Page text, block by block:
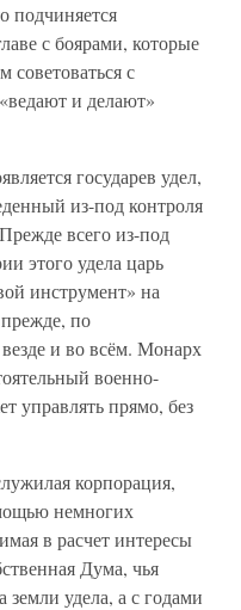
подчиняется
с боярами, которые
с
и делают»
государев удел,
из-под контроля
всего из-под
этого удела царь
инструмент» на
по
и во всём. Монарх
военно-
управлять прямо, без
корпорация,
немногих
в расчет интересы
Дума, чья
земли удела, а с годами